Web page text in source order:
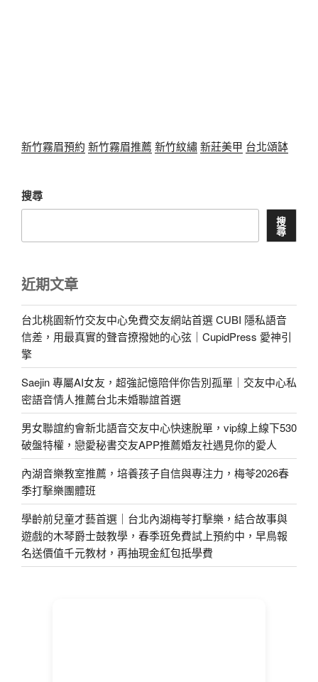
新竹霧眉預約 新竹霧眉推薦 新竹紋繡新莊美甲 台北頌缽
搜尋
搜
尋
近期文章
台北桃園新竹交友中心免費交友網站首選 CUBI 隱私語音
信差，用最真實的聲音撩撥她的心弦｜CupidPress 愛神引
擎
Saejin 專屬AI女友，超強記憶陪伴你告別孤單｜交友中心私
密語音情人推薦台北未婚聯誼首選
男女聯誼約會新北語音交友中心快速脫單，vip線上線下530
破盤特權，戀愛秘書交友APP推薦婚友社遇見你的愛人
內湖音樂教室推薦，培養孩子自信與專注力，梅苓2026春
季打擊樂團體班
學齡前兒童才藝首選｜台北內湖梅苓打擊樂，結合故事與
遊戲的木琴爵士鼓教學，春季班免費試上預約中，早鳥報
名送價值千元教材，再抽現金紅包抵學費